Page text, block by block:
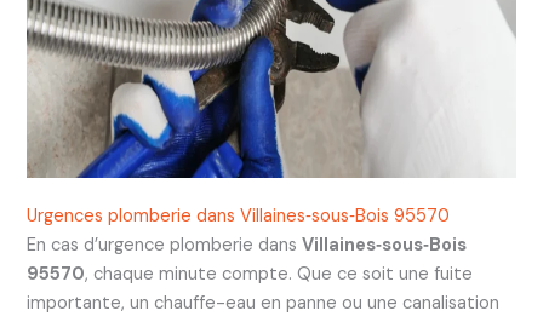
Urgences plomberie dans Villaines‑sous‑Bois 95570
En cas d’urgence plomberie dans Villaines‑sous‑Bois
95570, chaque minute compte. Que ce soit une fuite
importante, un chauffe-eau en panne ou une canalisation